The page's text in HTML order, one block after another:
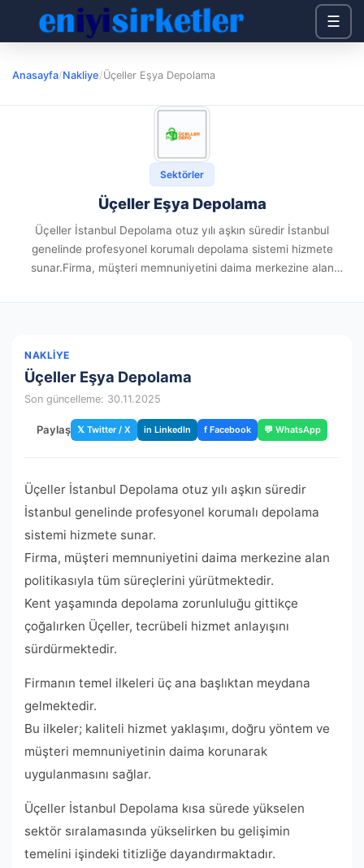
☰
Anasayfa/Nakliye/Üçeller Eşya Depolama
Sektörler
Üçeller Eşya Depolama
Üçeller İstanbul Depolama otuz yılı aşkın süredir İstanbul
genelinde profesyonel korumalı depolama sistemi hizmete
sunar.Firma, müşteri memnuniyetini daima merkezine alan
NAKLIYE
Üçeller Eşya Depolama
Son güncelleme: 30.11.2025
Paylaş 𝕏 Twitter / X in LinkedIn f Facebook 💬 WhatsApp
Üçeller İstanbul Depolama otuz yılı aşkın süredir
İstanbul genelinde profesyonel korumalı depolama
sistemi hizmete sunar.
Firma, müşteri memnuniyetini daima merkezine alan
politikasıyla tüm süreçlerini yürütmektedir.
Kent yaşamında depolama zorunluluğu gittikçe
çoğalırken Üçeller, tecrübeli hizmet anlayışını
sürdürmektedir.
Firmanın temel ilkeleri üç ana başlıktan meydana
gelmektedir.
Bu ilkeler; kaliteli hizmet yaklaşımı, doğru yöntem ve
müşteri memnuniyetinin daima korunarak
uygulanmasını sağlar.
Üçeller İstanbul Depolama kısa sürede yükselen
sektör sıralamasında yükselirken bu gelişimin
temelini işindeki titizliğe dayandırmaktadır.